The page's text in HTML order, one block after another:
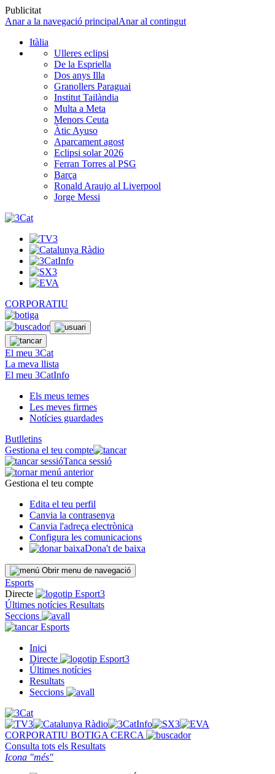
Publicitat
Anar a la navegació principalAnar al contingut
Itàlia
Ulleres eclipsi
De la Espriella
Dos anys Illa
Granollers Paraguai
Institut Tailàndia
Multa a Meta
Menors Ceuta
Àtic Ayuso
Aparcament agost
Eclipsi solar 2026
Ferran Torres al PSG
Barça
Ronald Araujo al Liverpool
Jorge Messi
CORPORATIU
El meu 3Cat
La meva llista
El meu 3CatInfo
Els meus temes
Les meves firmes
Notícies guardades
Butlletins
Gestiona el teu compte
Tanca sessió
Gestiona el teu compte
Edita el teu perfil
Canvia la contrasenya
Canvia l'adreça electrònica
Configura les comunicacions
Dona't de baixa
Obrir menu de navegació
Esports
Directe
Últimes notícies Resultats
Seccions
Esports
Inici
Directe
Últimes notícies
Resultats
Seccions
CORPORATIU BOTIGA CERCA
Consulta tots els Resultats
Icona "més"